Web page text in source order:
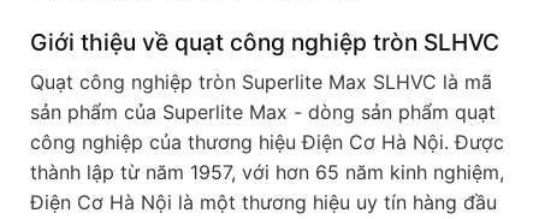
Giới thiệu về quạt công nghiệp tròn SLHVC
Quạt công nghiệp tròn Superlite Max SLHVC là mã
sản phẩm của Superlite Max - dòng sản phẩm quạt
công nghiệp của thương hiệu Điện Cơ Hà Nội. Được
thành lập từ năm 1957, với hơn 65 năm kinh nghiệm,
Điện Cơ Hà Nội là một thương hiệu uy tín hàng đầu